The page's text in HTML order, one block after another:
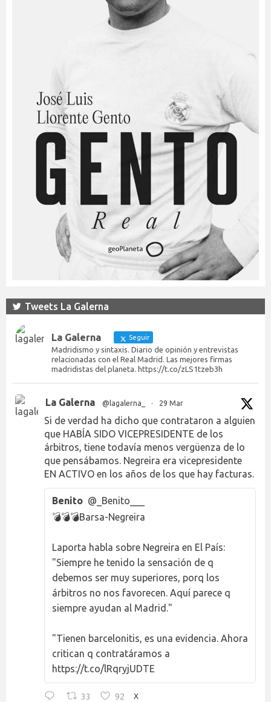
Tweets La Galerna
La Galerna Seguir
Madridismo y sintaxis. Diario de opinión y entrevistas
relacionadas con el Real Madrid. Las mejores firmas
madridistas del planeta. https://t.co/zLS1tzeb3h
La Galerna @lagalerna_ · 29 Mar
Si de verdad ha dicho que contrataron a alguien
que HABÍA SIDO VICEPRESIDENTE de los
árbitros, tiene todavía menos vergüenza de lo
que pensábamos. Negreira era vicepresidente
EN ACTIVO en los años de los que hay facturas.
Benito @_Benito___
💣💣💣Barsa-Negreira
Laporta habla sobre Negreira en El País:
"Siempre he tenido la sensación de q
debemos ser muy superiores, porq los
árbitros no nos favorecen. Aquí parece q
siempre ayudan al Madrid."
"Tienen barcelonitis, es una evidencia. Ahora
critican q contratáramos a
https://t.co/lRqryjUDTE
33 92 X